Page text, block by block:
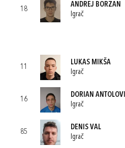
18
ANDREJ BORZAN
Igrač
11
LUKAS MIKŠA
Igrač
16
DORIAN
Igrač
85
DENIS VAL
Igrač